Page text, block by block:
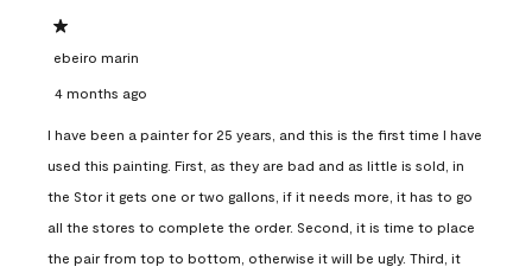
1 out of 5 stars.
ebeiro marin
4 months ago
I have been a painter for 25 years, and this is the first time I have
used this painting. First, as they are bad and as little is sold, in
the Stor it gets one or two gallons, if it needs more, it has to go
all the stores to complete the order. Second, it is time to place
the pair from top to bottom, otherwise it will be ugly. Third, it